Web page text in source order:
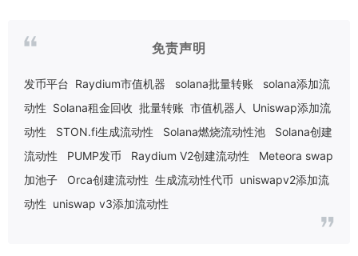
免责声明
发币平台 Raydium市值机器 solana批量转账
solana添加流
动性 Solana租金回收 批量转账 市值机器人
Uniswap添加流
动性
STON.fi生成流动性 Solana燃烧流动性池
Solana创建
流动性
PUMP发币 Raydium V2创建流动性
Meteora swap
加池子
Orca创建流动性 生成流动性代币 uniswapv2添加流
动性 uniswap v3添加流动性